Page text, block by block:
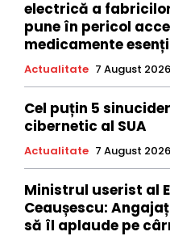
electrică a
pune în pericol
medicamente
Actualitate 7 August
Cel puțin 5
cibernetic al SUA
Actualitate 7 August
Ministrul userist al
Ceaușescu:
să îl aplaude pe